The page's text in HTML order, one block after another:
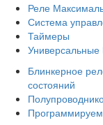
Реле
Система
Таймеры
Блинкерное
состояний